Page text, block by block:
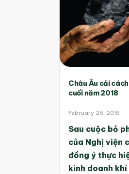
Châu Âu cải
cuối năm 2018
February 26, 2015
Sau cuộc bỏ
của Nghị viện
đồng ý thực
kinh doanh